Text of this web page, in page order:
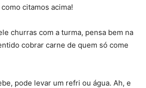
citamos acima!
churras com a turma, pensa bem na
cobrar carne de quem só come
pode levar um refri ou água. Ah, e